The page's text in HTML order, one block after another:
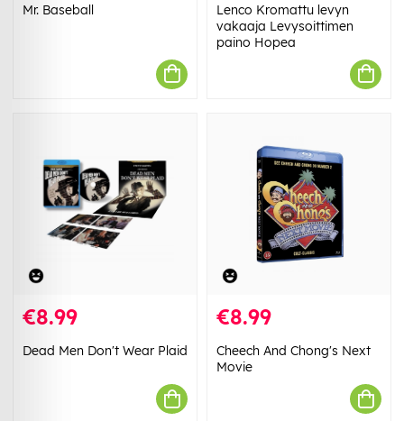
Mr. Baseball
Lenco Kromattu levyn
vakaaja Levysoittimen
paino Hopea
€8.99
Dead Men Don't Wear Plaid
€8.99
Cheech And Chong's Next
Movie